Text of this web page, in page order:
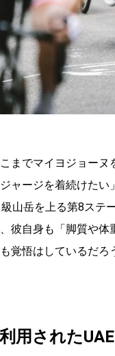
までマイヨジョー
ジャージを着続けた
級山岳を上る第8ステ
彼自身も「脚質や体
覚悟はしているだ
用されたUAE